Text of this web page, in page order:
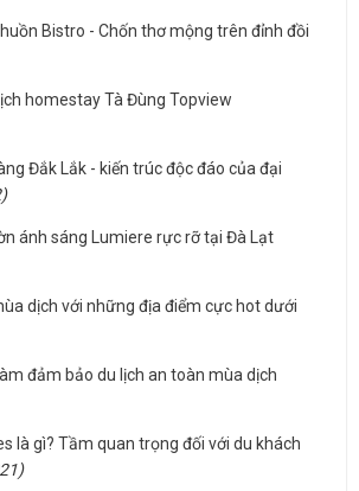
Bistro - Chốn thơ mộng trên đỉnh đồi
homestay Tà Đùng Topview
Đắk Lắk - kiến trúc độc đáo của đại
ánh sáng Lumiere rực rỡ tại Đà Lạt
dịch với những địa điểm cực hot dưới
đảm bảo du lịch an toàn mùa dịch
là gì? Tầm quan trọng đối với du khách